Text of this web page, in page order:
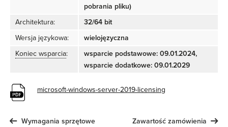
pobrania pliku)
Architektura:
32/64 bit
Wersja językowa:
wielojęzyczna
Koniec wsparcia:
wsparcie podstawowe: 09.01.2024,
wsparcie dodatkowe: 09.01.2029
microsoft-windows-server-2019-licensing
Wymagania sprzętowe Zawartość zamówienia